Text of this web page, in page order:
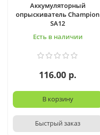
Аккумуляторный
опрыскиватель Champion
SA12
Есть в наличии
116.00 р.
В корзину
Быстрый заказ